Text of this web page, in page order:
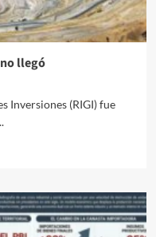
llegó
Inversiones (RIGI) fue